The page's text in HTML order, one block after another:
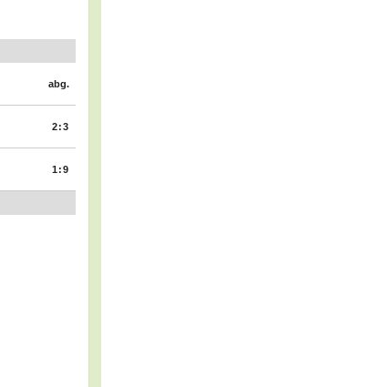
abg.
2:3
1:9